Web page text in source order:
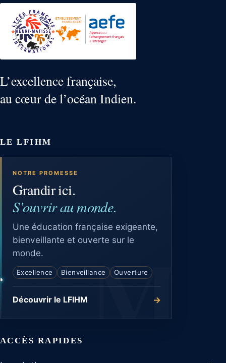
L’excellence française,
au cœur de l’océan Indien.
LE LFIHM
NOTRE PROMESSE
Grandir ici.
S’ouvrir au monde.
Une éducation française exigeante,
bienveillante et ouverte sur le
monde.
Excellence Bienveillance Ouverture
Découvrir le LFIHM →
ACCÈS RAPIDES